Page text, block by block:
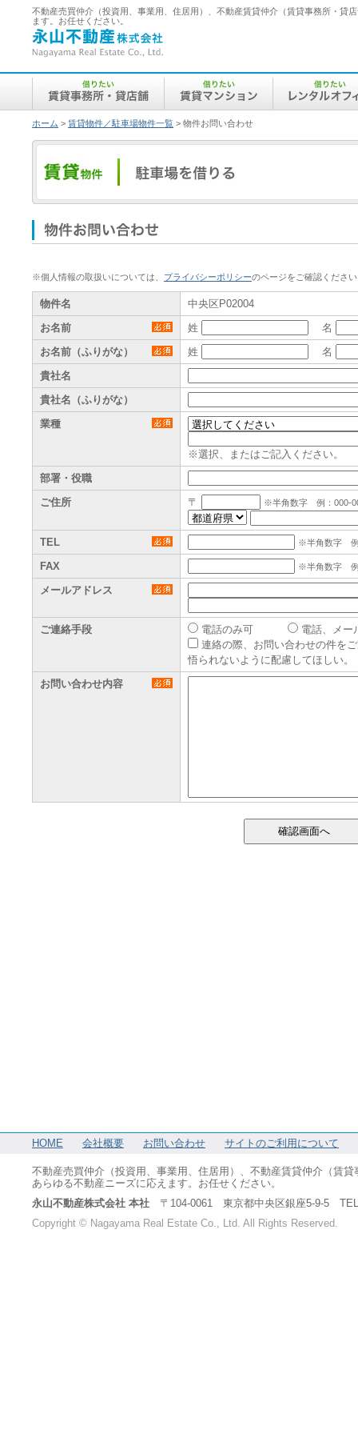
不動産売買仲介（投資用、事業用、住居用）、不動産賃貸仲介（賃貸事務所・貸
ます。お任せください。
永
山
不
産
会
社
借
い
／
賃
貸
事
所・
舗
借
い
／
賃
貸
シ
ョ
借
い
ン
ス
ホーム > 賃貸物件／駐車場物件一覧 > 物件お問い合わせ
賃
駐
車
場
借
（借
り
た
い）
件
問
い
合
わ
せ
※個人情報の取扱いについては、 プライバシーポリシーのページをご確認くださ
物件名
中央区P02004
お名前
姓
名
お名前（ふりがな）
姓
名
貴社名
貴社名（ふりがな）
業種
※選択、またはご記入ください。
部署・役職
ご住所
〒 ※半角数字 例：000-
TEL ※半角数字 例
FAX ※半角数字 例
メールアドレス
ご連絡手段 電話のみ可
電話、メー
連絡の際、お問い合わせの件を
悟られないように配慮してほしい。
お問い合わせ内容
HOME 会社概要 お問い合わせ サイトのご利用について
不動産売買仲介（投資用、事業用、住居用）、不動産賃貸仲介（賃
あらゆる不動産ニーズに応えます。お任せください。
永山不動産株式会社 本社 〒104-0061 東京都中央区銀座5-9-5 TEL
Copyright © Nagayama Real Estate Co., Ltd. All Rights Reserved.